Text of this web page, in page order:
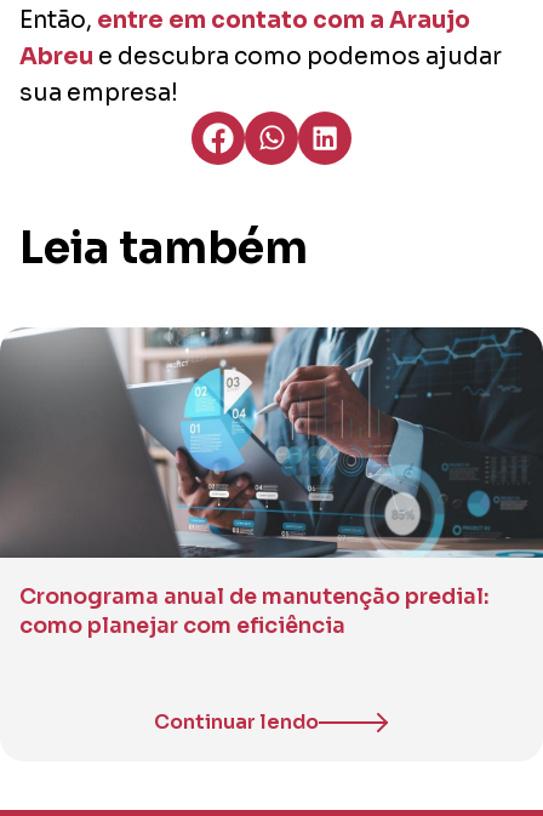
Então, entre em contato com a Araujo
Abreu e descubra como podemos ajudar
sua empresa!
Leia também
Cronograma anual de manutenção predial:
como planejar com eficiência
Continuar lendo